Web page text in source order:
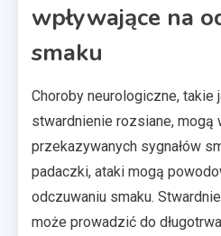
wpływające na
smaku
Choroby neurologiczne, takie
stwardnienie rozsiane, mogą
przekazywanych sygnałów
padaczki, ataki mogą
odczuwaniu smaku.
może prowadzić do